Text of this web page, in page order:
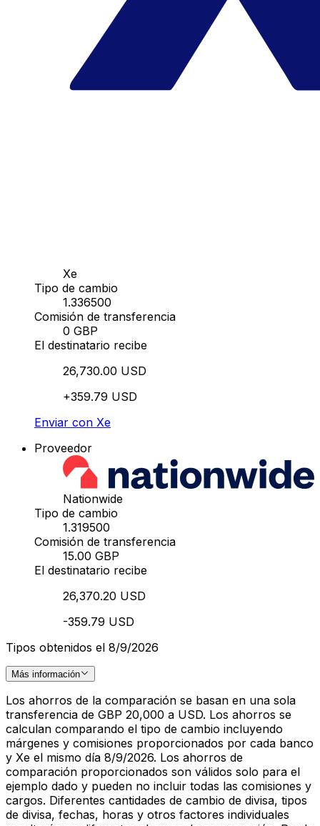
Xe
Tipo de cambio
1.336500
Comisión de transferencia
0 GBP
El destinatario recibe
26,730.00 USD
+359.79 USD
Enviar con Xe
Proveedor
Nationwide
Tipo de cambio
1.319500
Comisión de transferencia
15.00 GBP
El destinatario recibe
26,370.20 USD
-359.79 USD
Tipos obtenidos el 8/9/2026
Más información
Los ahorros de la comparación se basan en una sola
transferencia de GBP 20,000 a USD. Los ahorros se
calculan comparando el tipo de cambio incluyendo
márgenes y comisiones proporcionados por cada banco
y Xe el mismo día 8/9/2026. Los ahorros de
comparación proporcionados son válidos solo para el
ejemplo dado y pueden no incluir todas las comisiones y
cargos. Diferentes cantidades de cambio de divisa, tipos
de divisa, fechas, horas y otros factores individuales